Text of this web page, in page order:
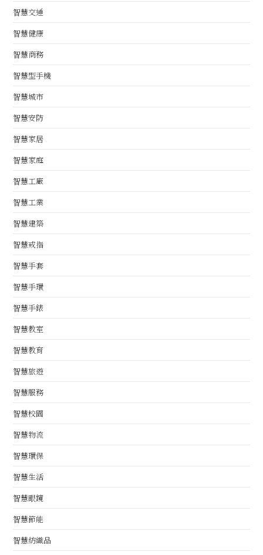
智慧交通
智慧健康
智慧商務
智慧型手機
智慧城市
智慧安防
智慧家居
智慧家庭
智慧工廠
智慧工業
智慧建築
智慧戒指
智慧手套
智慧手環
智慧手錶
智慧教室
智慧教育
智慧旅遊
智慧服務
智慧校園
智慧物流
智慧環保
智慧生活
智慧眼鏡
智慧節能
智慧紡織品